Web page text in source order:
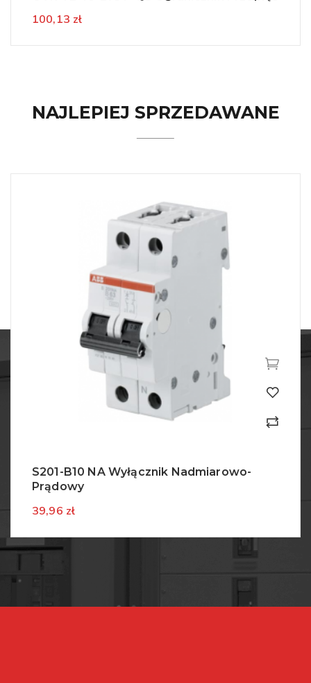
100,13 zł
NAJLEPIEJ SPRZEDAWANE
S201-B10 Wyłącznik